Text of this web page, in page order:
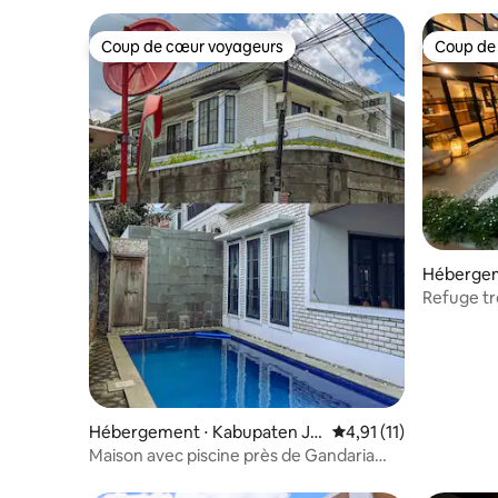
Coup de cœur voyageurs
Coup de cœur voyageurs
Hébergement ⋅ Kabupaten Ja
karta Selatan
Évaluation moyenne
4,91 (11)
Maison avec piscine près de Gandaria
Coup
Coup
Refuge